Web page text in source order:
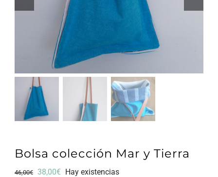
Bolsa colección Mar y Tierra
46,00€ El
38,00€ ElHay existencias